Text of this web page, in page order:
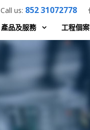
Call us: 852 31072778
產品及服務 工程個案